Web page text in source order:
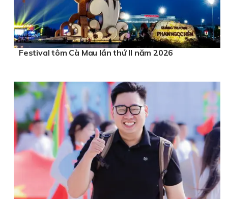
Festival tôm Cà Mau lần thứ II năm 2026